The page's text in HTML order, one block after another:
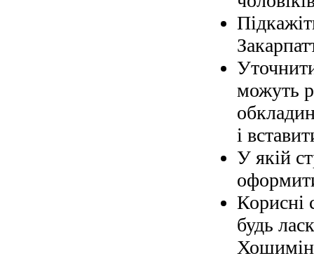
можуть
і
У якій
Корисні
будь